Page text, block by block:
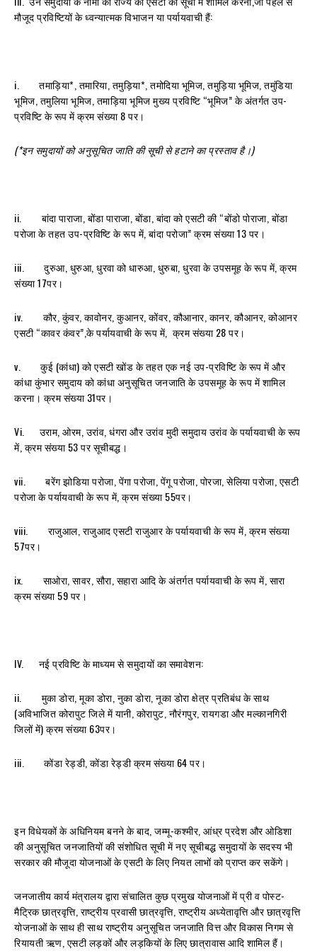
मौजूद प्रविष्टियों के ध्वन्यात्मक विभाजन या पर्यायवाची हैं:
i. तमाड़िया*, तमारिया, तमुड़िया*, तमोदिया भूमिज, तमुड़िया भूमिज, तमुंडिया
भूमिज, तमुलिया भूमिज, तमाड़िया भूमिज मुख्य प्रविष्टि “भूमिज” के अंतर्गत उप-
प्रविष्टि के रूप में क्रम संख्या 8 पर।
(*इन समुदायों को अनुसूचित जाति की सूची से हटाने का प्रस्ताव है।)
ii. बांदा पाराजा, बोंडा पाराजा, बोंडा, बांदा को एसटी की “बोंडो पोराजा, बोंडा
परोजा के तहत उप-प्रविष्टि के रूप में, बांदा परोजा” क्रम संख्या 13 पर।
iii. दुरुआ, धुरुआ, धुरवा को धारुआ, धुरुबा, धुरवा के उपसमूह के रूप में, क्रम
संख्या 17पर।
iv. कौर, कुंवर, कावोनर, कुआनर, कोंवर, कौआनार, कानर, कौआनर, कोआनर
एसटी “कावर कंवर”,के पर्यायवाची के रूप में, क्रम संख्या 28 पर।
v. कुई (कांधा) को एसटी खोंड के तहत एक नई उप-प्रविष्टि के रूप में और
कांधा कुंभार समुदाय को कांधा अनुसूचित जनजाति के उपसमूह के रूप में शामिल
करना। क्रम संख्या 31पर।
Vi. उराम, ओरम, उरांव, धंगरा और उरांव मुदी समुदाय उरांव के पर्यायवाची के रूप
में, क्रम संख्‍या 53 पर सूचीबद्ध।
vii. बरेंग झोडिया परोजा, पेंगा परोजा, पेंगू परोजा, पोरजा, सेलिया परोजा, एसटी
परोजा के पर्यायवाची के रूप में, क्रम संख्या 55पर।
viii. राजुआल, राजुआद एसटी राजुआर के पर्यायवाची के रूप में, क्रम संख्‍या
57पर।
ix. साओरा, सावर, सौरा, सहारा आदि के अंतर्गत पर्यायवाची के रूप में, सारा
क्रम संख्‍या 59 पर।
IV. नई प्रविष्टि के माध्यम से समुदायों का समावेशन:
ii. मुका डोरा, मूका डोरा, नुका डोरा, नूका डोरा क्षेत्र प्रतिबंध के साथ
(अविभाजित कोरापुट जिले में यानी, कोरापुट, नौरंगपुर, रायगडा और मल्कानगिरी
जिलों में) क्रम संख्या 63पर।
iii. कोंडा रेड्डी, कोंडा रेड्डी क्रम संख्या 64 पर।
इन विधेयकों के अधिनियम बनने के बाद, जम्मू-कश्मीर, आंध्र प्रदेश और ओडिशा
की अनुसूचित जनजातियों की संशोधित सूची में नए सूचीबद्ध समुदायों के सदस्य भी
सरकार की मौजूदा योजनाओं के एसटी के लिए नियत लाभों को प्राप्त कर सकेंगे।
जनजातीय कार्य मंत्रालय द्वारा संचालित कुछ प्रमुख योजनाओं में प्री व पोस्ट-
मैट्रिक छात्रवृत्ति, राष्ट्रीय प्रवासी छात्रवृत्ति, राष्ट्रीय अध्येतावृत्ति और छात्रवृत्ति
योजनाओं के साथ ही साथ राष्ट्रीय अनुसूचित जनजाति वित्त और विकास निगम से
रियायती ऋण, एसटी लड़कों और लड़कियों के लिए छात्रावास आदि शामिल हैं।